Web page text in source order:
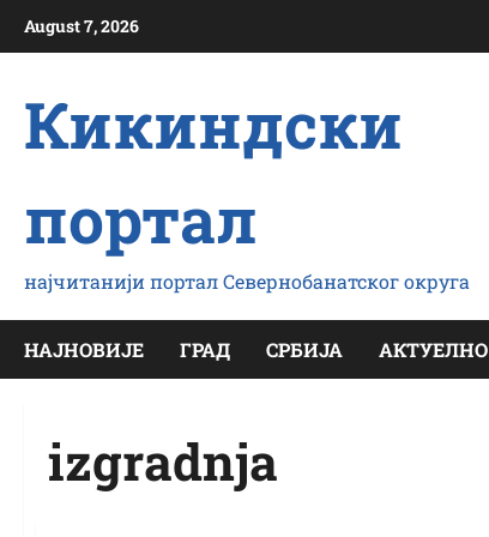
August 7, 2026
Кикиндски
портал
најчитанији портал Севернобанатског округа
НАЈНОВИЈЕ ГРАД СРБИЈА АКТУЕЛНО
izgradnja